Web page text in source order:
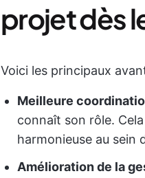
projet dès
Voici les principaux
Meilleure
connaît son rôle.
harmonieuse au sein
Amélioration de la